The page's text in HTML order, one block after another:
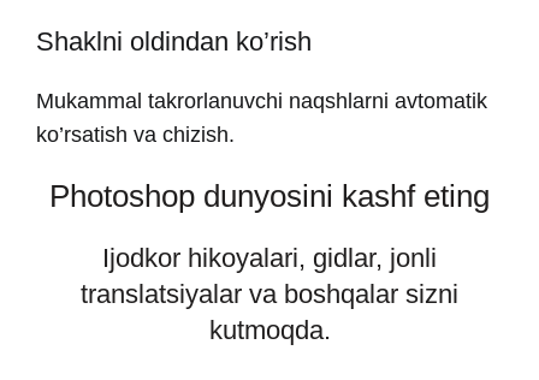
Shaklni oldindan ko’rish
Mukammal takrorlanuvchi naqshlarni avtomatik
ko’rsatish va chizish.
Photoshop dunyosini kashf eting
Ijodkor hikoyalari, gidlar, jonli
translatsiyalar va boshqalar sizni
kutmoqda.